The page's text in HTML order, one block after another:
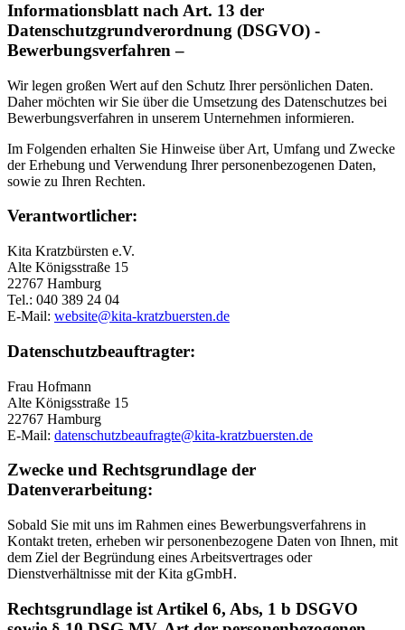
Informationsblatt nach Art. 13 der
Datenschutzgrundverordnung (DSGVO) -
Bewerbungsverfahren –
Wir legen großen Wert auf den Schutz Ihrer persönlichen Daten.
Daher möchten wir Sie über die Umsetzung des Datenschutzes bei
Bewerbungsverfahren in unserem Unternehmen informieren.
Im Folgenden erhalten Sie Hinweise über Art, Umfang und Zwecke
der Erhebung und Verwendung Ihrer personenbezogenen Daten,
sowie zu Ihren Rechten.
Verantwortlicher:
Kita Kratzbürsten e.V.
Alte Königsstraße 15
22767 Hamburg
Tel.: 040 389 24 04
E-Mail: website@kita-kratzbuersten.de
Datenschutzbeauftragter:
Frau Hofmann
Alte Königsstraße 15
22767 Hamburg
E-Mail: datenschutzbeaufragte@kita-kratzbuersten.de
Zwecke und Rechtsgrundlage der
Datenverarbeitung:
Sobald Sie mit uns im Rahmen eines Bewerbungsverfahrens in
Kontakt treten, erheben wir personenbezogene Daten von Ihnen, mit
dem Ziel der Begründung eines Arbeitsvertrages oder
Dienstverhältnisse mit der Kita gGmbH.
Rechtsgrundlage ist Artikel 6, Abs, 1 b DSGVO